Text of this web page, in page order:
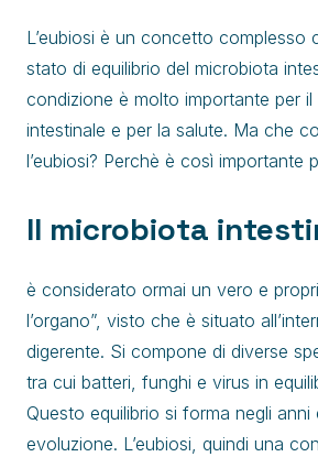
L’eubiosi è un concetto complesso
stato di equilibrio del microbiota
condizione è molto importante per il
intestinale e per la salute. Ma che
l’eubiosi? Perchè è così importante
Il microbiota
è considerato ormai un vero e
l’organo”, visto che è situato
digerente. Si compone di diverse
tra cui batteri, funghi e virus in
Questo equilibrio si forma negli
evoluzione. L’eubiosi, quindi una